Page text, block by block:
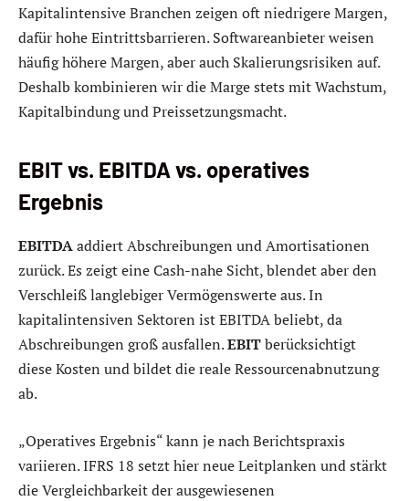
Kapitalintensive Branchen zeigen oft niedrigere Margen,
dafür hohe Eintrittsbarrieren. Softwareanbieter weisen
häufig höhere Margen, aber auch Skalierungsrisiken auf.
Deshalb kombinieren wir die Marge stets mit Wachstum,
Kapitalbindung und Preissetzungsmacht.
EBIT vs. EBITDA vs. operatives
Ergebnis
EBITDAaddiert Abschreibungen und Amortisationen
zurück. Es zeigt eine Cash-nahe Sicht, blendet aber den
Verschleiß langlebiger Vermögenswerte aus. In
kapitalintensiven Sektoren ist EBITDA beliebt, da
Abschreibungen groß ausfallen.EBITberücksichtigt
diese Kosten und bildet die reale Ressourcenabnutzung
ab.
„Operatives Ergebnis“ kann je nach Berichtspraxis
variieren. IFRS 18 setzt hier neue Leitplanken und stärkt
die Vergleichbarkeit der ausgewiesenen